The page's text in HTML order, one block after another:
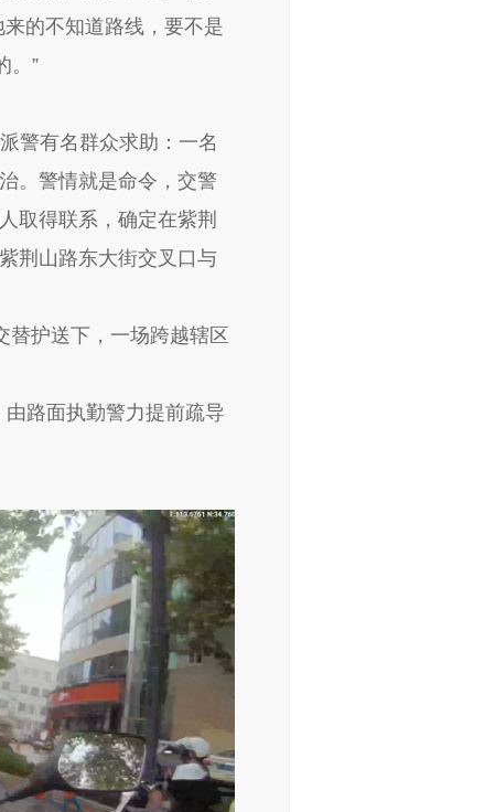
的不知道路线，要不是
。”
警有名群众求助：一名
。警情就是命令，交警
取得联系，确定在紫荆
荆山路东大街交叉口与
替护送下，一场跨越辖区
路面执勤警力提前疏导